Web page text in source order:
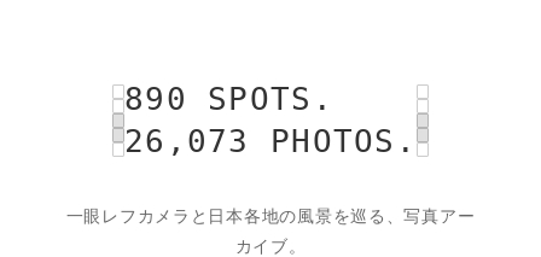
890 SPOTS.
26,073 PHOTOS.
一眼レフカメラと日本各地の風景を巡る、写真アー
カイブ。